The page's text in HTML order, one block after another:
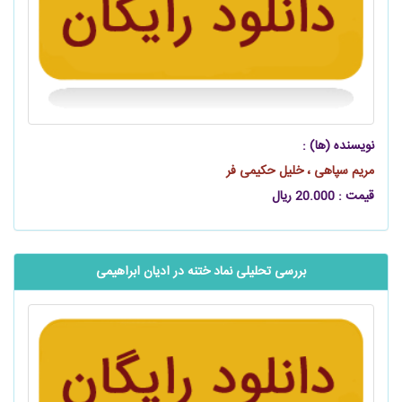
نویسنده (ها) :
مریم سپاهی ، خلیل حکیمی‌ فر
قیمت : 20.000 ریال
بررسی تحلیلی نماد ختنه در ادیان ابراهیمی